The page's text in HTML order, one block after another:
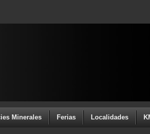
Minerales Ferias Localidades